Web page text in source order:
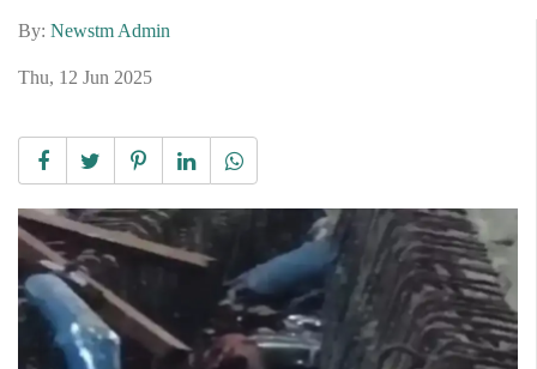
By: Newstm Admin
Thu, 12 Jun 2025